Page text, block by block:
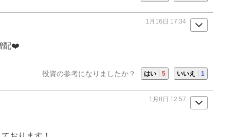
1月16日 17:34
配❤️
投資の参考になりましたか？ はい 5 いいえ 1
1月8日 12:57